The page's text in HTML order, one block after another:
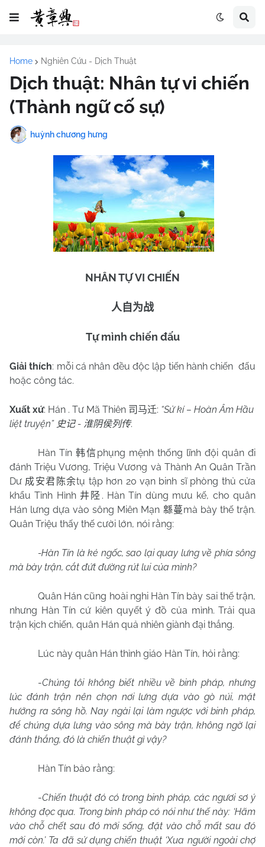
Home Nghiên Cứu - Dịch Thuật
Dịch thuật: Nhân tự vi chiến
(Thành ngữ cố sự)
huỳnh chương hưng
NHÂN TỰ VI CHIẾN
人自为战
Tự mình chiến đấu
Giải thích: mỗi cá nhân đều độc lập tiến hành chiến đấu
hoặc công tác.
Xuất xứ: Hán . Tư Mã Thiên 司马迁: “Sử kí – Hoàn Âm Hầu
liệt truyện” 史记- 淮阴侯列传.
Hàn Tín 韩信phụng mệnh thống lĩnh đội quân đi
đánh Triệu Vương, Triệu Vương và Thành An Quân Trần
Dư 成安君陈余tụ tập hơn 20 vạn binh sĩ phòng thủ cửa
khẩu Tỉnh Hình 井陉 . Hàn Tín dùng mưu kế, cho quân
Hán lưng dựa vào sông Miên Mạn 緜蔓mà bày thế trận.
Quân Triệu thấy thế cười lớn, nói rằng:
-Hàn Tín là kẻ ngốc, sao lại quay lưng về phía sông
mà bày trận, cắt đứt đường rút lui của mình?
Quân Hán cũng hoài nghi Hàn Tín bày sai thế trận,
nhưng Hàn Tín cứ kiên quyết ý đồ của mình. Trải qua
trận kịch chiến, quân Hán quả nhiên giành đại thắng.
Lúc này quân Hán thỉnh giáo Hàn Tín, hỏi rằng:
-Chúng tôi không biết nhiều về binh pháp, nhưng
lúc đánh trận nên chọn nơi lưng dựa vào gò núi, mặt
hướng ra sông hồ. Nay ngài lại làm ngược với binh pháp,
để chúng dựa lưng vào sông mà bày trận, không ngờ lại
đánh thắng, đó là chiến thuật gì vậy?
Hàn Tín bảo rằng:
-Chiến thuật đó có trong binh pháp, các ngươi sơ ý
không đọc qua. Trong binh pháp có nói như thế này: ‘Hãm
vào chỗ chết sau đó mới sống, đặt vào chỗ mất sau đó
mới còn.’ Ta đã sử dụng chiến thuật ‘Xua người ngoài chợ